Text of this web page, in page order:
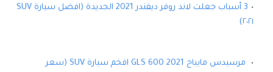
3 أسباب جعلت لاند روفر ديفندر 2021 الجديدة (افضل سيارة SUV
٢٠٢١)
مرسيدس مايباخ GLS 600 2021 افخم سيارة SUV (سعر